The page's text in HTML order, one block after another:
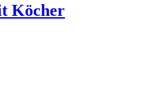
Köcher